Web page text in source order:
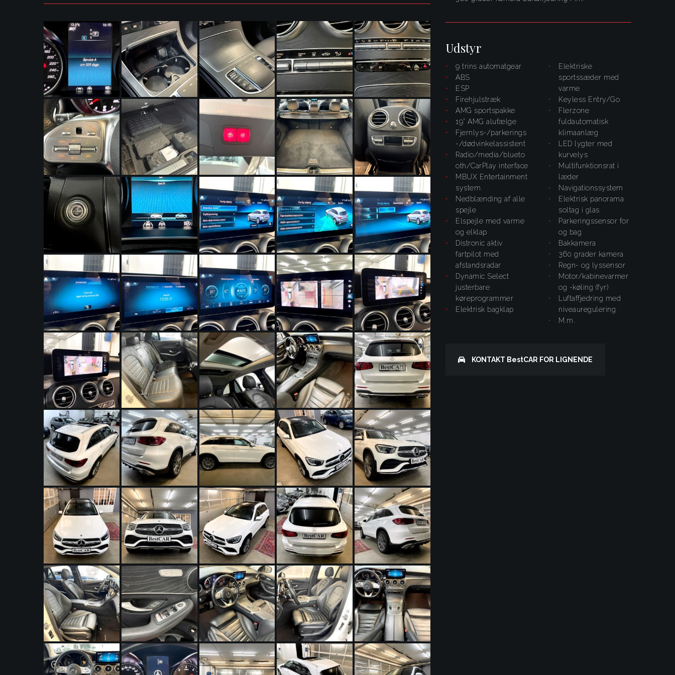
Udstyr
9 trins automatgear
ABS
ESP
firehjulstræk
AMG sportspakke
19" AMG alufælge
fjernlys-/parkerings
-/dødvinkelassistent
radio/media/blueto
oth/CarPlay interface
MBUX Entertainment
system
nedblænding af alle
spejle
elspejle med varme
og elklap
Distronic aktiv
fartpilot med
afstandsradar
Dynamic Select
justerbare
køreprogrammer
elektrisk bagklap
elektriske
sportssæder med
varme
Keyless Entry/Go
flerzone
fuldautomatisk
klimaanlæg
LED lygter med
kurvelys
multifunktionsrat i
læder
navigationssystem
elektrisk panorama
soltag i glas
parkeringssensor for
og bag
bakkamera
360 grader kamera
regn- og lyssensor
motor/kabinevarmer
og -køling (fyr)
luftaffjedring med
niveauregulering
m.m.
KONTAKT BestCAR FOR LIGNENDE